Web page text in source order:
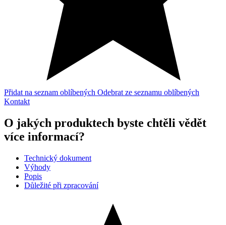
Přidat na seznam oblíbených Odebrat ze seznamu oblíbených
Kontakt
O jakých produktech byste chtěli vědět
více informací?
Technický dokument
Výhody
Popis
Důležité při zpracování